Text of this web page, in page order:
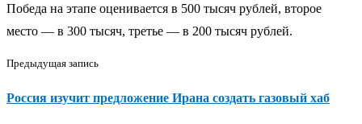
Победа на этапе оценивается в 500 тысяч рублей, второе
место — в 300 тысяч, третье — в 200 тысяч рублей.
Предыдущая запись
Россия изучит предложение Ирана создать газовый хаб